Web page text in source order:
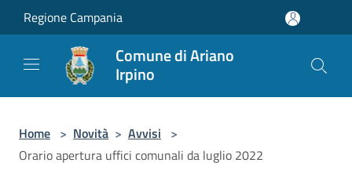
Salta al contenuto principale
Regione Campania
Comune di Ariano
Irpino
Home > Novità > Avvisi >
Orario apertura uffici comunali da luglio 2022